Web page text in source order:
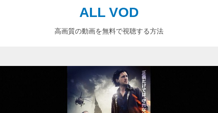
ALL VOD
高画質の動画を無料で視聴する方法